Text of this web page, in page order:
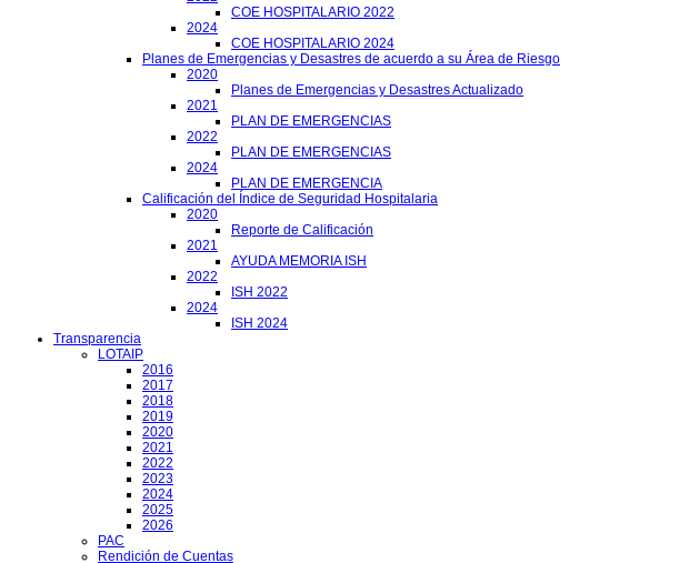
COE HOSPITALARIO 2022
2024
COE HOSPITALARIO 2024
Planes de Emergencias y Desastres de acuerdo a su Área de Riesgo
2020
Planes de Emergencias y Desastres Actualizado
2021
PLAN DE EMERGENCIAS
2022
PLAN DE EMERGENCIAS
2024
PLAN DE EMERGENCIA
Calificación del Índice de Seguridad Hospitalaria
2020
Reporte de Calificación
2021
AYUDA MEMORIA ISH
2022
ISH 2022
2024
ISH 2024
Transparencia
LOTAIP
2016
2017
2018
2019
2020
2021
2022
2023
2024
2025
2026
PAC
Rendición de Cuentas